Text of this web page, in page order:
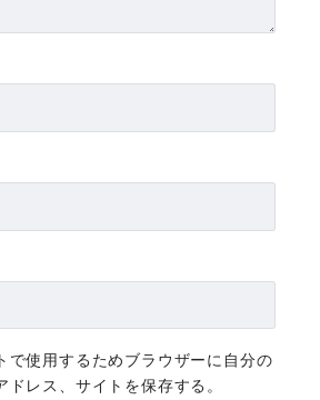
で使用するためブラウザーに自分の
ドレス、サイトを保存する。